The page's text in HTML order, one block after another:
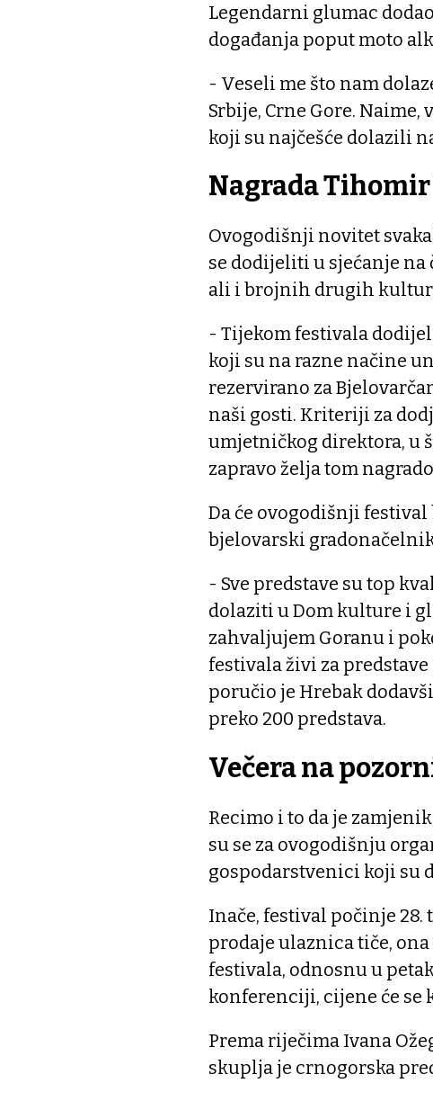
Legendarni glumac
događanja poput moto
- Veseli me što nam
Srbije, Crne Gore.
koji su najčešće dolazili
Nagrada
Ovogodišnji novitet
se dodijeliti u sjećanje na
ali i brojnih drugih
- Tijekom festivala
koji su na razne načine
rezervirano za
naši gosti. Kriteriji za
umjetničkog direktora, u
zapravo želja tom
Da će ovogodišnji
bjelovarski
- Sve predstave su top
dolaziti u Dom kulture i
zahvaljujem Goranu i
festivala živi za
poručio je Hrebak
preko 200 predstava.
Večera na
Recimo i to da je
su se za ovogodišnju
gospodarstvenici koji su
Inače, festival počinje 28.
prodaje ulaznica tiče,
festivala, odnosnu u
konferenciji, cijene će se
Prema riječima Ivana
skuplja je crnogorska